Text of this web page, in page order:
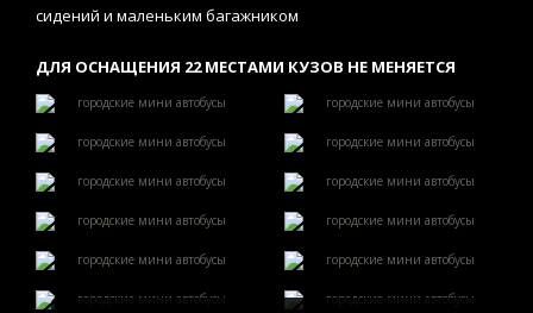
сидений и маленьким багажником
ДЛЯ ОСНАЩЕНИЯ 22 МЕСТАМИ КУЗОВ НЕ МЕНЯЕТСЯ